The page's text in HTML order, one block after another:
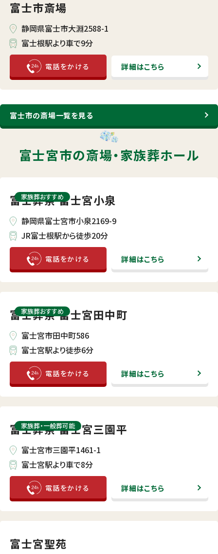
富士市斎場
静岡県富士市大淵2588-1
富士根駅より車で9分
詳細はこちら
富士市の斎場一覧を見る
富士宮市の斎場・家族葬ホール
富士葬祭 富士宮小泉
家族葬おすすめ
静岡県富士宮市小泉2169-9
JR富士根駅から徒歩20分
詳細はこちら
富士葬祭 富士宮田中町
家族葬おすすめ
富士宮市田中町586
富士宮駅より徒歩6分
詳細はこちら
富士葬祭 富士宮三園平
家族葬・⼀般葬可能
富士宮市三園平1461-1
富士宮駅より車で8分
詳細はこちら
富士宮聖苑